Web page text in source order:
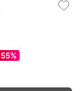
55%